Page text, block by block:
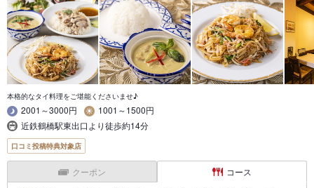
本格的なタイ料理をご堪能くださいませ♪
2001～3000円
1001～1500円
近鉄鶴橋駅東出口より徒歩約14分
口コミ投稿特典対象店
クーポン コース